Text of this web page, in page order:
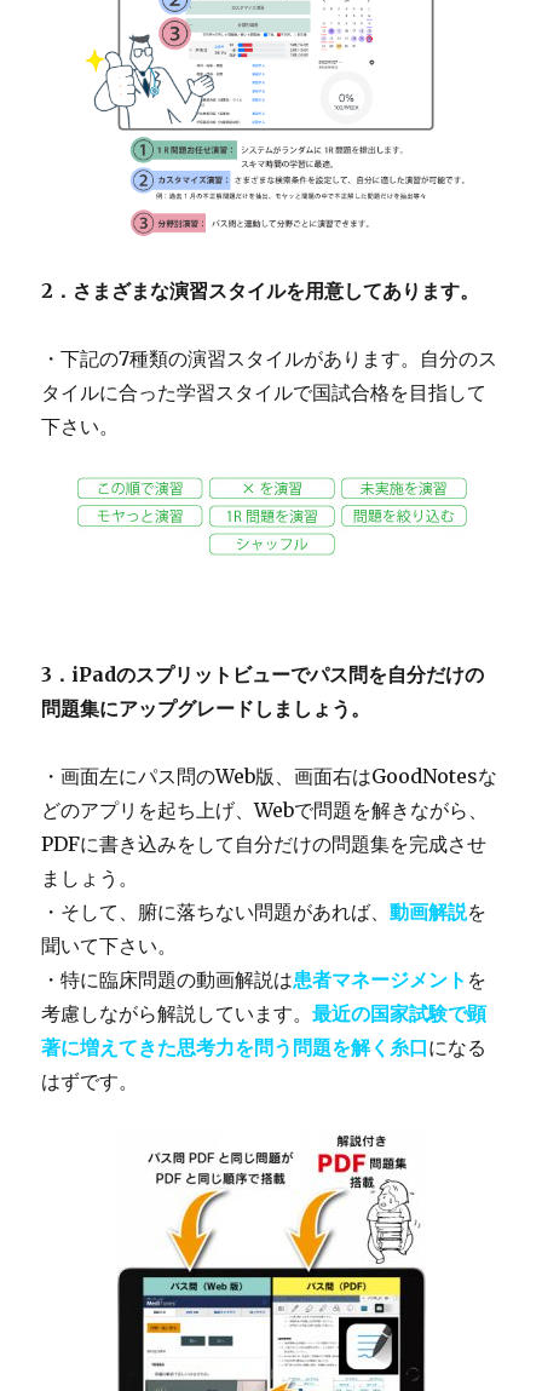
2．さまざまな演習スタイルを用意してあります。
・下記の7種類の演習スタイルがあります。自分のス
タイルに合った学習スタイルで国試合格を目指して
下さい。
3．iPadのスプリットビューでパス問を自分だけの
問題集にアップグレードしましょう。
・画面左にパス問のWeb版、画面右はGoodNotesな
どのアプリを起ち上げ、Webで問題を解きながら、
PDFに書き込みをして自分だけの問題集を完成させ
ましょう。
・そして、腑に落ちない問題があれば、動画解説を
聞いて下さい。
・特に臨床問題の動画解説は患者マネージメント を
考慮しながら解説しています。最近の国家試験で顕
著に増えてきた思考力を問う問題を解く糸口になる
はずです。